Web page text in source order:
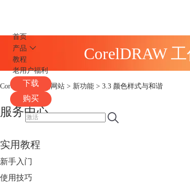
首页
产品
教程
老用户福利
下载
购买
CorelDRAW
CorelDRAW中文网站 > 新功能 > 3.3 颜色样式与和谐
服务中心
实用教程
新手入门
使用技巧